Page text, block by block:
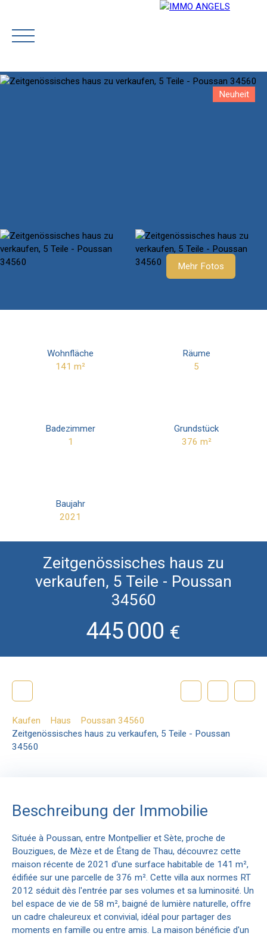
Rejoignez-nous Schätzen
Neuheit
Mehr Fotos
Wohnfläche
141m²
Räume
5
Badezimmer
1
Grundstück
376 m²
Baujahr
2021
Zeitgenössisches haus zu
verkaufen, 5 Teile - Poussan
34560
445 000 €
Kaufen Haus
Poussan 34560
Zeitgenössisches haus zu verkaufen, 5 Teile - Poussan
34560
Beschreibung der Immobilie
Située à Poussan, entre Montpellier et Sète, proche de
Bouzigues, de Mèze et de Étang de Thau, découvrez cette
maison récente de 2021 d'une surface habitable de 141 m²,
édifiée sur une parcelle de 376 m². Cette villa aux normes RT
2012 séduit dès l'entrée par ses volumes et sa luminosité. Un
bel espace de vie de 58 m², baigné de lumière naturelle, offre
un cadre chaleureux et convivial, idéal pour partager des
moments en famille ou entre amis. La maison bénéficie d'un